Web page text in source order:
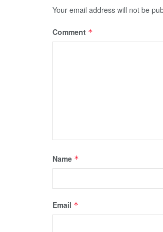
Your email address will not be
Comment *
Name *
Email *